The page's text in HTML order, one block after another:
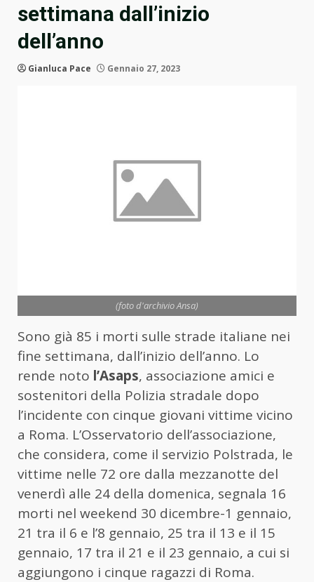
settimana dall’inizio
dell’anno
Gianluca Pace Gennaio 27, 2023
(foto d'archivio Ansa)
Sono già 85 i morti sulle strade italiane nei
fine settimana, dall’inizio dell’anno. Lo
rende noto l’Asaps, associazione amici e
sostenitori della Polizia stradale dopo
l’incidente con cinque giovani vittime vicino
a Roma. L’Osservatorio dell’associazione,
che considera, come il servizio Polstrada, le
vittime nelle 72 ore dalla mezzanotte del
venerdì alle 24 della domenica, segnala 16
morti nel weekend 30 dicembre-1 gennaio,
21 tra il 6 e l’8 gennaio, 25 tra il 13 e il 15
gennaio, 17 tra il 21 e il 23 gennaio, a cui si
aggiungono i cinque ragazzi di Roma.